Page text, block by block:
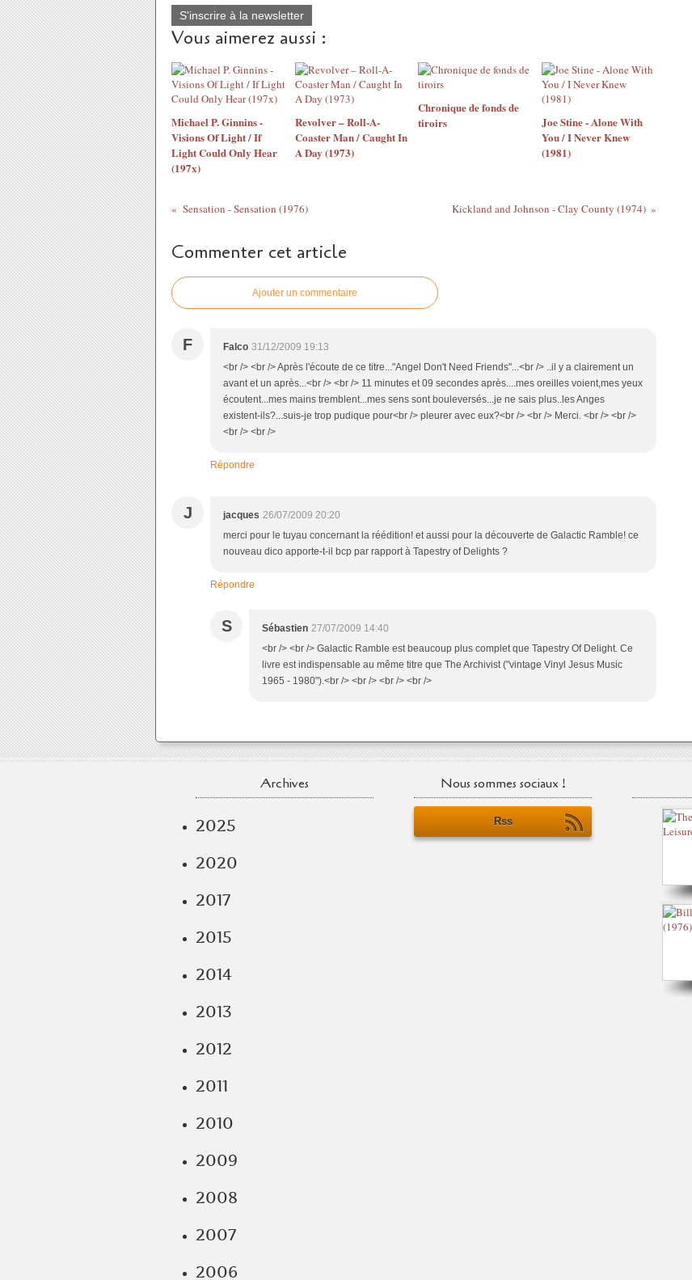
S'inscrire à la newsletter
Vous aimerez aussi :
Michael P. Ginnins -
Visions Of Light / If
Light Could Only Hear
(197x)
Revolver – Roll-A-
Coaster Man / Caught In
A Day (1973)
Chronique de fonds de
tiroirs
Joe Stine - Alone With
You / I Never Knew
(1981)
Sensation - Sensation (1976) Kickland and Johnson - Clay County (1974)
Commenter cet article
Ajouter un commentaire
F Falco 31/12/2009 19:13
<br /> <br /> Après l'écoute de ce titre..."Angel Don't Need Friends"...<br /> ..il y a clairement un
avant et un après...<br /> <br /> 11 minutes et 09 secondes après....mes oreilles voient,mes yeux
écoutent...mes mains tremblent...mes sens sont bouleversés...je ne sais plus..les Anges
existent-ils?...suis-je trop pudique pour<br /> pleurer avec eux?<br /> <br /> Merci. <br /> <br />
<br /> <br />
Répondre
J jacques 26/07/2009 20:20
merci pour le tuyau concernant la réédition! et aussi pour la découverte de Galactic Ramble! ce
nouveau dico apporte-t-il bcp par rapport à Tapestry of Delights ?
Répondre
S Sébastien 27/07/2009 14:40
<br /> <br /> Galactic Ramble est beaucoup plus complet que Tapestry Of Delight. Ce
livre est indispensable au même titre que The Archivist ("vintage Vinyl Jesus Music
1965 - 1980").<br /> <br /> <br /> <br />
Archives
2025
2020
2017
2015
2014
2013
2012
2011
2010
2009
2008
2007
2006
Nous sommes sociaux !
Rss